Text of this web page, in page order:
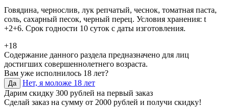
Говядина, чернослив, лук репчатый, чеснок, томатная паста,
соль, сахарный песок, черный перец. Условия хранения: t
+2+6. Срок годности 10 суток с даты изготовления.
+18
Содержание данного раздела предназначено для лиц
достигших совершеннолетнего возраста.
Вам уже исполнилось 18 лет?
Да
Нет, я моложе 18 лет
Дарим скидку 300 рублей на первый заказ
Сделай заказ на сумму от 2000 рублей и получи скидку!